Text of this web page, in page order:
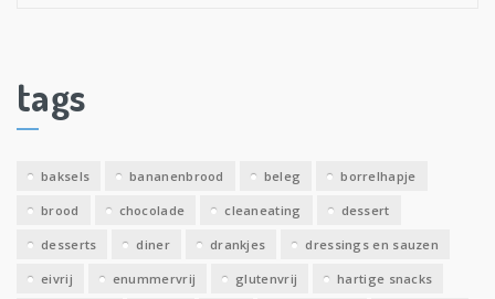
e
v
tags
baksels bananenbrood beleg borrelhapje
brood chocolade cleaneating dessert
desserts diner drankjes dressings en sauzen
eivrij enummervrij glutenvrij hartige snacks